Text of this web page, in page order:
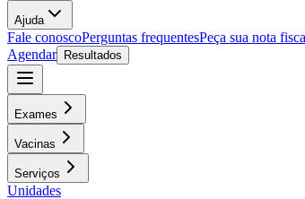
Ajuda
Fale conoscoPerguntas frequentesPeça sua nota
Agendar
Resultados
Exames
Vacinas
Serviços
Unidades